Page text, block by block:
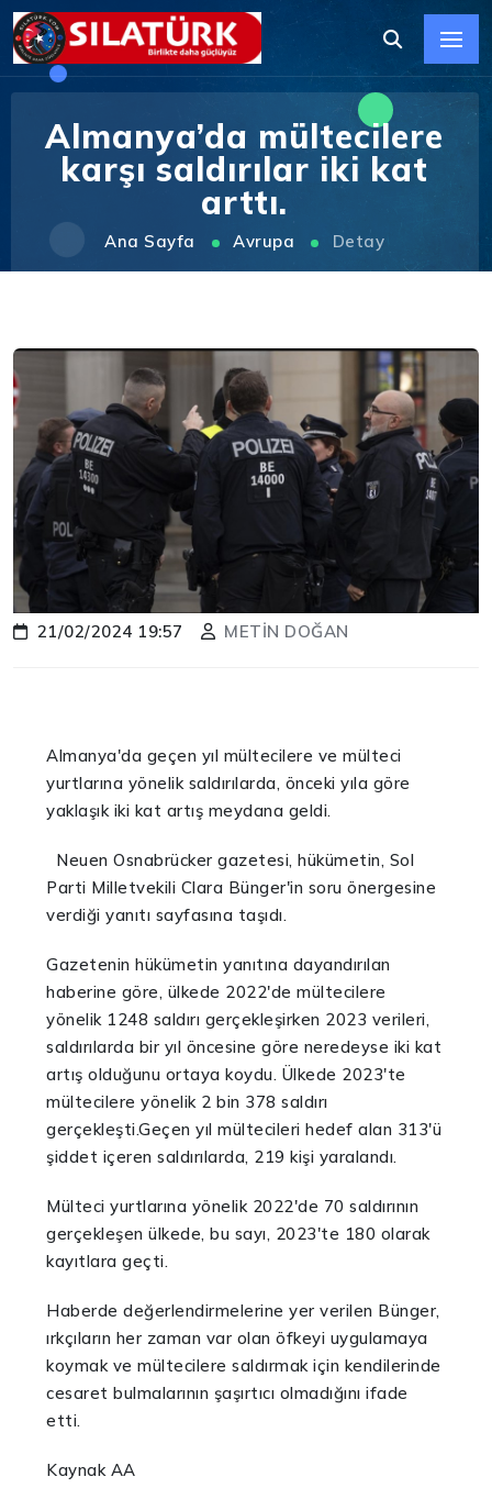
Almanya’da mültecilere
karşı saldırılar iki kat
arttı.
Ana Sayfa Avrupa Detay
21/02/2024 19:57 METİN DOĞAN
Almanya'da geçen yıl mültecilere ve mülteci
yurtlarına yönelik saldırılarda, önceki yıla göre
yaklaşık iki kat artış meydana geldi.
Neuen Osnabrücker gazetesi, hükümetin, Sol
Parti Milletvekili Clara Bünger'in soru önergesine
verdiği yanıtı sayfasına taşıdı.
Gazetenin hükümetin yanıtına dayandırılan
haberine göre, ülkede 2022'de mültecilere
yönelik 1248 saldırı gerçekleşirken 2023 verileri,
saldırılarda bir yıl öncesine göre neredeyse iki kat
artış olduğunu ortaya koydu. Ülkede 2023'te
mültecilere yönelik 2 bin 378 saldırı
gerçekleşti.Geçen yıl mültecileri hedef alan 313'ü
şiddet içeren saldırılarda, 219 kişi yaralandı.
Mülteci yurtlarına yönelik 2022'de 70 saldırının
gerçekleşen ülkede, bu sayı, 2023'te 180 olarak
kayıtlara geçti.
Haberde değerlendirmelerine yer verilen Bünger,
ırkçıların her zaman var olan öfkeyi uygulamaya
koymak ve mültecilere saldırmak için kendilerinde
cesaret bulmalarının şaşırtıcı olmadığını ifade
etti.
Kaynak AA